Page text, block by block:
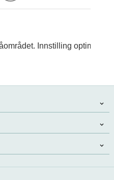
Innstilling optimalt.